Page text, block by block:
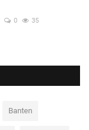
0 35
Banten